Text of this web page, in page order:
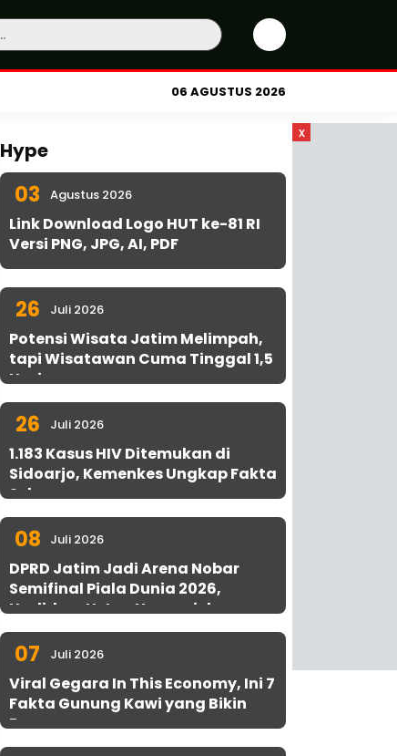
06 AGUSTUS 2026
x
Hype
03 Agustus 2026
Link Download Logo HUT ke-81 RI
Versi PNG, JPG, AI, PDF
26 Juli 2026
Potensi Wisata Jatim Melimpah,
tapi Wisatawan Cuma Tinggal 1,5
Hari
26 Juli 2026
1.183 Kasus HIV Ditemukan di
Sidoarjo, Kemenkes Ungkap Fakta
Sebenarnya
08 Juli 2026
DPRD Jatim Jadi Arena Nobar
Semifinal Piala Dunia 2026,
Hadirkan Uston Nawawi dan
UMKM Gratis untuk 1.000 Warga
07 Juli 2026
Viral Gegara In This Economy, Ini 7
Fakta Gunung Kawi yang Bikin
Penasaran